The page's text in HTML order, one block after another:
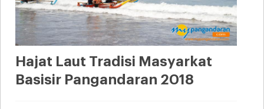
Hajat Laut Tradisi Masyarkat
Basisir Pangandaran 2018